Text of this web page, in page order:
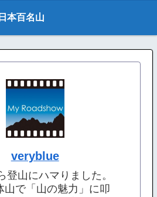
日本百名山
veryblue
登山にハマりました。
山で「山の魅力」に叩